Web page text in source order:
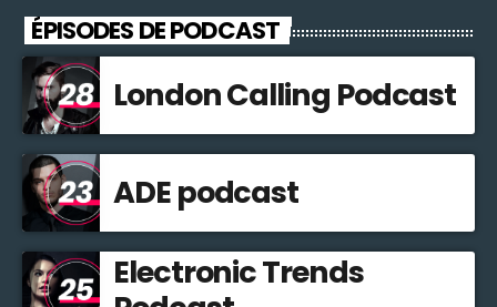
ÉPISODES DE PODCAST
London Calling Podcast
ADE podcast
Electronic Trends